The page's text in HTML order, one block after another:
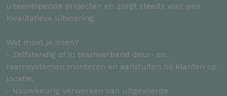
uiteenlopende projecten en zorgt steeds voor een
kwalitatieve uitvoering.
Wat moet je doen?
- Zelfstandig of in teamverband deur- en
raamsystemen monteren en aansluiten bij klanten op
locatie.
- Nauwkeurig verwerken van uitgevoerde